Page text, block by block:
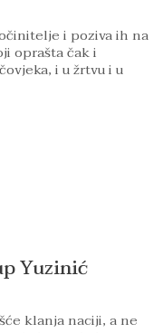
i poziva ih na
oprašta čak i
i u žrtvu i u
Yuzinić
klanja naciji, a ne